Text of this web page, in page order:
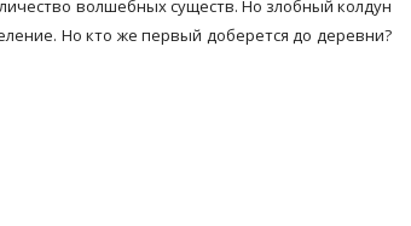
волшебных существ. Но злобный колдун
Но кто же первый доберется до деревни?